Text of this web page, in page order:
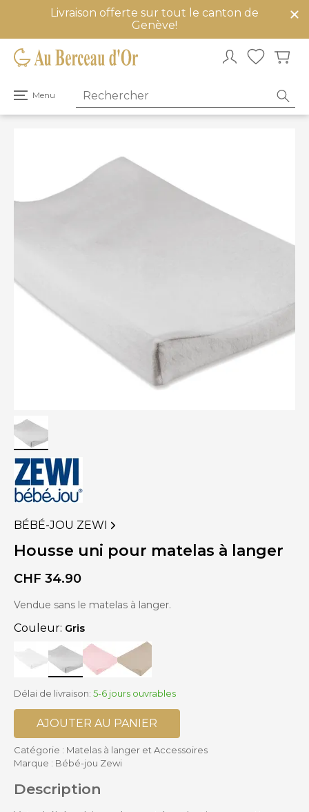
Livraison offerte sur tout le canton de
Genève!
Menu
Ouvrir
menu
VOIR
PLUS
DE
DE
BÉBÉ-JOU ZEWI
Housse uni pour matelas à langer
CHF 34.90
Vendue sans le matelas à langer.
Couleur: Gris
Délai de livraison: 5-6 jours ouvrables
AJOUTER AU PANIER
Catégorie : Matelas à langer et Accessoires
Marque : Bébé-jou Zewi
Description